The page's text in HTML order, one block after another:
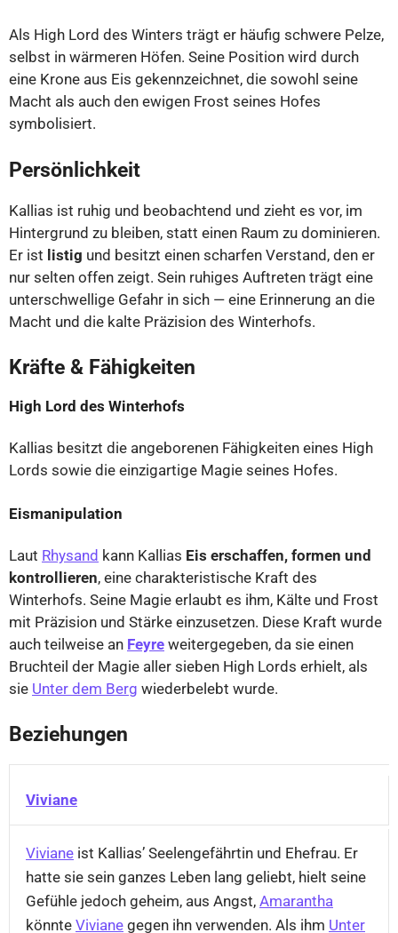
Als High Lord des Winters trägt er häufig schwere Pelze,
selbst in wärmeren Höfen. Seine Position wird durch
eine Krone aus Eis gekennzeichnet, die sowohl seine
Macht als auch den ewigen Frost seines Hofes
symbolisiert.
Persönlichkeit
Kallias ist ruhig und beobachtend und zieht es vor, im
Hintergrund zu bleiben, statt einen Raum zu dominieren.
Er ist listig und besitzt einen scharfen Verstand, den er
nur selten offen zeigt. Sein ruhiges Auftreten trägt eine
unterschwellige Gefahr in sich — eine Erinnerung an die
Macht und die kalte Präzision des Winterhofs.
Kräfte & Fähigkeiten
High Lord des Winterhofs
Kallias besitzt die angeborenen Fähigkeiten eines High
Lords sowie die einzigartige Magie seines Hofes.
Eismanipulation
Laut Rhysand kann Kallias Eis erschaffen, formen und
kontrollieren, eine charakteristische Kraft des
Winterhofs. Seine Magie erlaubt es ihm, Kälte und Frost
mit Präzision und Stärke einzusetzen. Diese Kraft wurde
auch teilweise an Feyre weitergegeben, da sie einen
Bruchteil der Magie aller sieben High Lords erhielt, als
sie Unter dem Berg wiederbelebt wurde.
Beziehungen
vonViviane
Viviane ist Kallias’ Seelengefährtin und Ehefrau. Er
hatte sie sein ganzes Leben lang geliebt, hielt seine
Gefühle jedoch geheim, aus Angst, Amarantha
könnte Viviane gegen ihn verwenden. Als ihm Unter